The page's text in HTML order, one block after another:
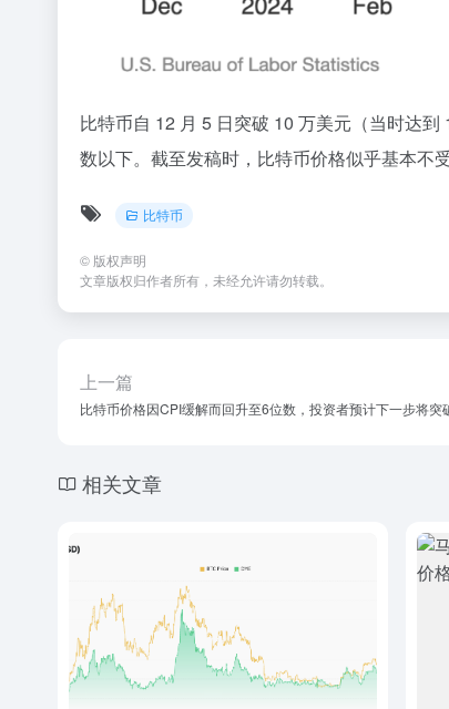
比特币自 12 月 5 日突破 10 万美元（当时达
数以下。截至发稿时，比特币价格似乎基本不
比特币
© 版权声明
文章版权归作者所有，未经允许请勿转载。
上一篇
比特币价格因CPI缓解而回升至6位数，投资者预计下一步将突
相关文章